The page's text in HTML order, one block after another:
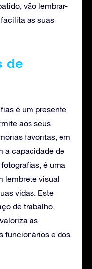
vão lembrar-
as suas
de
é um presente
aos seus
favoritas, em
a capacidade de
é uma
lembrete visual
vidas. Este
de trabalho,
as
funcionários e dos